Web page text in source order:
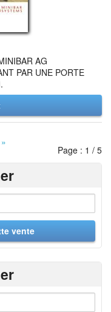
AG
PAR UNE PORTE
»
Page : 1 / 5